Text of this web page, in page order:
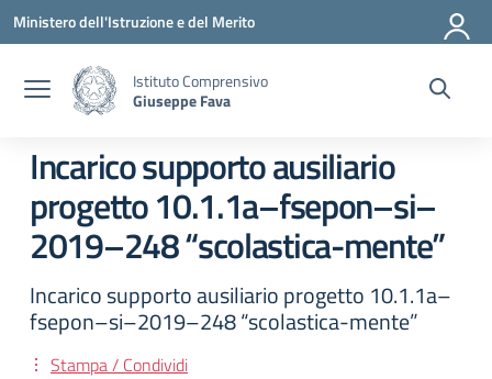
Vai ai contenuti
Vai al menu di navigazione
Vai al footer
Ministero dell'Istruzione e del Merito
Istituto Comprensivo
Giuseppe Fava
Incarico supporto ausiliario
progetto 10.1.1a–fsepon–si–
2019–248 “scolastica-mente”
Incarico supporto ausiliario progetto 10.1.1a–
fsepon–si–2019–248 “scolastica-mente”
Stampa / Condividi